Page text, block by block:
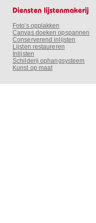
Foto's opplakken
Canvas doeken opspannen
Conserverend inlijsten
Lijsten restaureren
Inlijsten
Schilderij ophangsysteem
Kunst op maat